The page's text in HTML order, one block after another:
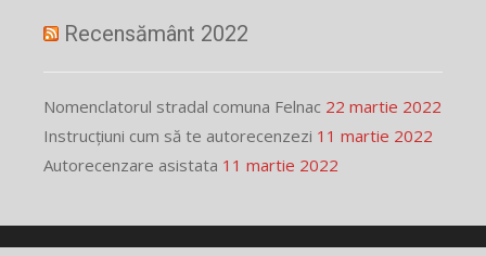
Recensământ 2022
Nomenclatorul stradal comuna Felnac 22 martie 2022
Instrucțiuni cum să te autorecenzezi 11 martie 2022
Autorecenzare asistata 11 martie 2022